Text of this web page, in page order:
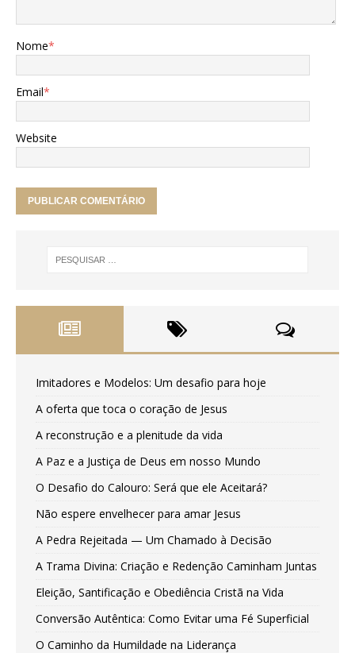
Nome*
Email*
Website
Imitadores e Modelos: Um desafio para hoje
A oferta que toca o coração de Jesus
A reconstrução e a plenitude da vida
A Paz e a Justiça de Deus em nosso Mundo
O Desafio do Calouro: Será que ele Aceitará?
Não espere envelhecer para amar Jesus
A Pedra Rejeitada — Um Chamado à Decisão
A Trama Divina: Criação e Redenção Caminham Juntas
Eleição, Santificação e Obediência Cristã na Vida
Conversão Autêntica: Como Evitar uma Fé Superficial
O Caminho da Humildade na Liderança